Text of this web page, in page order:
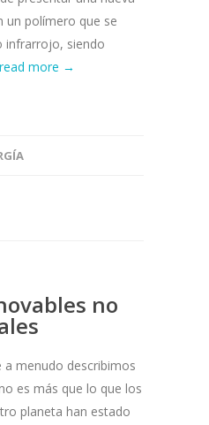
un polímero que se
infrarrojo, siendo
read more →
no
a menudo describimos
es más que lo que los
planeta han estado